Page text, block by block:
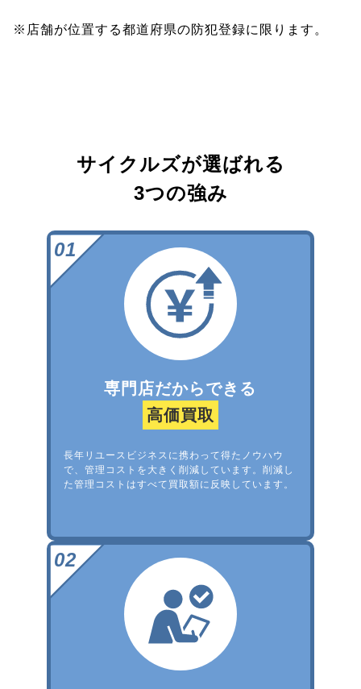
※店舗が位置する都道府県の防犯登録に限ります。
サイクルズが選ばれる
3つの強み
専門店だからできる
高価買取
長年リユースビジネスに携わって得たノウハウ
で、管理コストを大きく削減しています。削減し
た管理コストはすべて買取額に反映しています。